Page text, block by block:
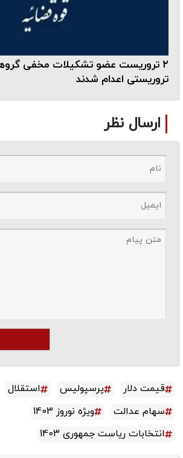
۲ تروریست عضو تشکیلات مخفی
تروریستی اعدام شدند
ارسال نظر
قیمت دلار پرسپولیس استقلال
سهام عدالت
ویژه نوروز 1403
انتخابات ریاست جمهوری 1403